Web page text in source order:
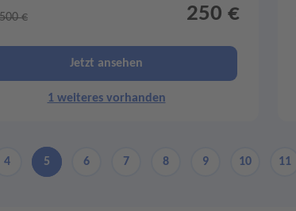
€ 250 €
Jetzt ansehen
1 weiteres vorhanden
4 5 6 7 8 9 10 11